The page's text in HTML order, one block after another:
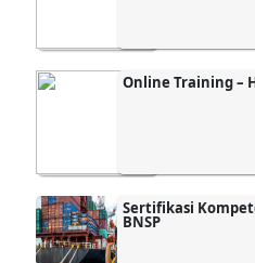
Online Training –
Sertifikasi
BNSP